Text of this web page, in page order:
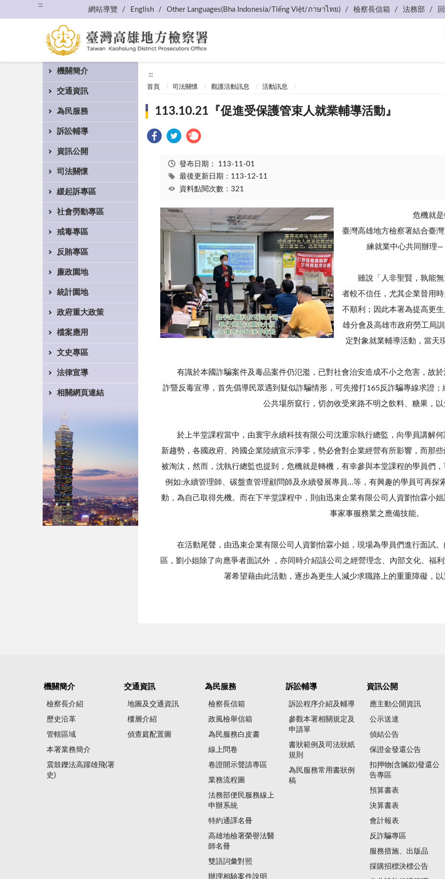
:::
網站導覽 English Other Languages(Bha Indonesia/Tiếng Việt/ภาษาไทย) 檢察長信箱 法務部
機關簡介
交通資訊
為民服務
訴訟輔導
資訊公開
司法關懷
緩起訴專區
社會勞動專區
戒毒專區
反賄專區
廉政園地
統計園地
政府重大政策
檔案應用
文史專區
法律宣導
相關網頁連結
:::
首頁 司法關懷 觀護活動訊息 活動訊息
113.10.21『促進受保護管束人就業輔導活動』
發布日期： 113-11-01
最後更新日期：113-12-11
資料點閱次數：321
危機就
臺灣高雄地方檢察署結合臺
練就業中心共同辦理—
雖說「人非聖賢，孰能無
者較不信任，尤其企業晉用
不順利；因此本署為提高更
雄分會及高雄市政府勞工局
定對象就業輔導活動，當天
有識於本國詐騙案件及毒品案件仍氾濫，已對社會治安造成不小之危害，故於
詐暨反毒宣導，首先倡導民眾遇到疑似詐騙情形，可先撥打165反詐騙專線求證
公共場所竄行，切勿收受來路不明之飲料、糖果，以
於上半堂課程當中，由寰宇永續科技有限公司沈重宗執行總監，向學員講解何
新趨勢，各國政府、跨國企業陸續宣示淨零，勢必會對企業經營有所影響，而那
被淘汰，然而，沈執行總監也提到，危機就是轉機，有幸參與本堂課程的學員們
例如:永續管理師、碳盤查管理顧問師及永續發展專員…等，有興趣的學員可再探
動，為自己取得先機。而在下半堂課程中，則由迅束企業有限公司人資劉怡霖小
事家事服務業之應備技能。
在活動尾聲，由迅束企業有限公司人資劉怡霖小姐，現場為學員們進行面試。
區，劉小姐除了向應爭者面試外 ，亦同時介紹該公司之經營理念、內部文化、福
署希望藉由此活動，逐步為更生人減少求職路上的重重障礙，以
機關簡介
檢察長介紹
歷史沿革
管轄區域
本署業務簡介
震鼓鑠法高躍雄飛(署
史)
交通資訊
地圖及交通資訊
樓層介紹
偵查庭配置圖
為民服務
檢察長信箱
政風檢舉信箱
為民服務白皮書
線上問卷
卷證開示聲請專區
業務流程圖
法務部便民服務線上
申辦系統
特約通譯名冊
高雄地檢署榮譽法醫
師名冊
雙語詞彙對照
辦理相驗案件說明
訴訟輔導
訴訟程序介紹及輔導
參觀本署相關規定及
申請單
書狀範例及司法狀紙
規則
為民服務常用書狀例
稿
資訊公開
應主動公開資訊
公示送達
偵結公告
保證金發還公告
扣押物(含贓款)發還公
告專區
預算書表
決算書表
會計報表
反詐騙專區
服務措施、出版品
採購招標決標公告